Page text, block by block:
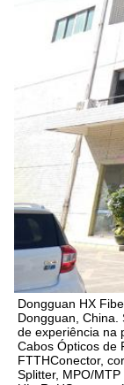
Dongguan HX
Dongguan,
de experiência na
Cabos Ópticos de
FTTHConector,
Splitter, MPO/